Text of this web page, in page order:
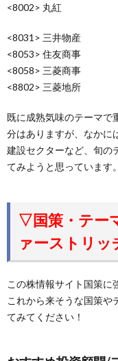
<8002> 丸紅
<8031> 三井物産
<8053> 住友商事
<8058> 三菱商事
<8802> 三菱地所
既に成熟気味のテーマで
分はありますが、なかに
建設セクターなど、旬の
てみようと思っています。
▽国策・テー
ァーストリッ
この株情報サイト国策に
これから来そうな国策や
てみてください！